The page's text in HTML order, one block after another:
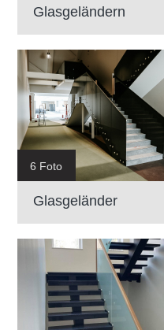
Glasgeländern
6 Foto
Glasgeländer